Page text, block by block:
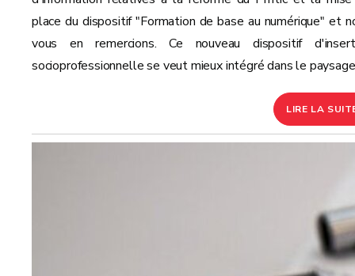
place du dispositif "Formation de base au numérique" et
vous en remercions. Ce nouveau dispositif
socioprofessionnelle se veut mieux intégré dans le
LIRE LA